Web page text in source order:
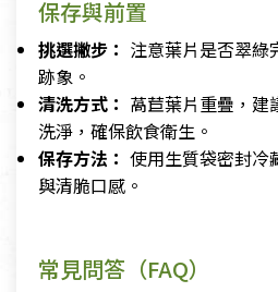
保存與前置
挑選撇步： 注意葉片是否翠綠
跡象。
清洗方式： 萵苣葉片重疊，建
洗淨，確保飲食衛生。
保存方法： 使用生質袋密封冷
與清脆口感。
常見問答（FAQ）